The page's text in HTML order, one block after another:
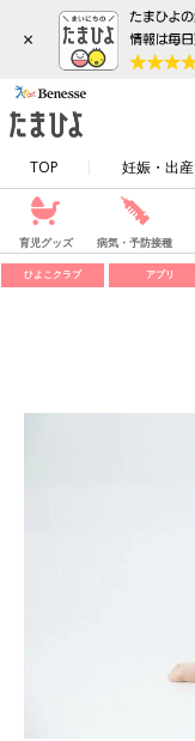
×
TOP 妊娠・出産
育児グッズ 病気・予防接種
ひよこクラブ アプリ